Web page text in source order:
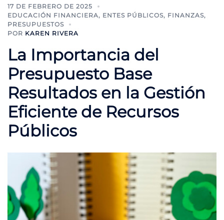
17 DE FEBRERO DE 2025
EDUCACIÓN FINANCIERA, ENTES PÚBLICOS, FINANZAS,
PRESUPUESTOS
POR KAREN RIVERA
La Importancia del
Presupuesto Base
Resultados en la Gestión
Eficiente de Recursos
Públicos